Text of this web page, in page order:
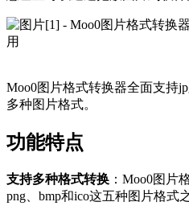
Moo0图片格式转换器全面支持
多种图片格式。
功能特点
支持多种格式转换 ：Moo0图片
png、bmp和ico这五种图片格式